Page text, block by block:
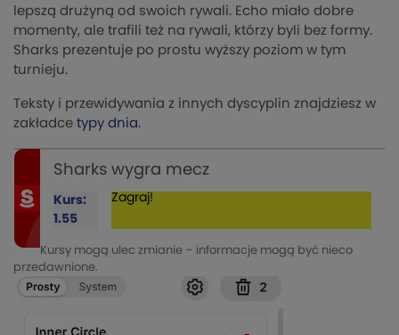
lepszą drużyną od swoich rywali. Echo miało dobre
momenty, ale trafili też na rywali, którzy byli bez formy.
Sharks prezentuje po prostu wyższy poziom w tym
turnieju.
Teksty i przewidywania z innych dyscyplin znajdziesz w
zakładce typy dnia.
Sharks wygra mecz
Kurs:
1.55
Zagraj!
Kursy mogą ulec zmianie – informacje mogą być nieco
przedawnione.